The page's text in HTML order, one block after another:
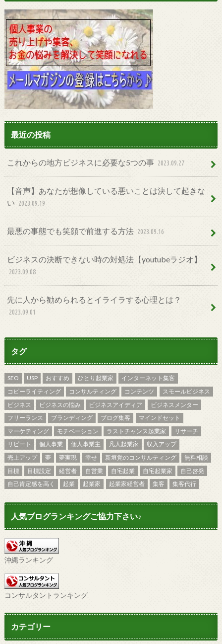
最近の投稿
これからの地方ビジネスに必要な5つの事 2023.09.27
【音声】あなたが想像している悪いことは決して起きな
い 2023.09.19
最悪の事態でも笑顔で前進する方法 2023.09.16
ビジネスの決断できない時の対処法【youtubeラジオ】
2023.09.08
先に人から勧められるとイライラする心理とは？
2023.09.01
タグ
SEO USP おすすめ ひとり起業家
インターネット集客
コピーライティング
コンサルティング コンテンツ
スモールビジネス
ビジネス
ビジネスの悩み ビジネスアイディア
ビジネスメンター
フリーランス
ブランディング ブログ集客
マインドセット
マーケティング
モチベーション ラストチャンス起業家
リサーチ
リピート
個人事業 個人事業主 凡人起業家
収入アップ
売上アップ
夢 夢実現 幸せ 新垣覚のコンサルティング
無料相談
目標
目標設定 経営者 自営業 自宅起業 自宅起業家
自己啓発
自己肯定感を高く
起業 起業家 起業家経営者 集客 集客代行
人気ブログランキングご協力下さい♪
沖縄ランキング
コンサルタントランキング
カテゴリー